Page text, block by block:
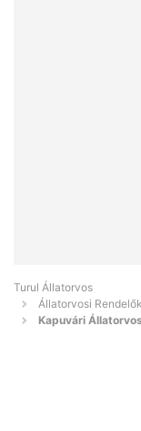
Turul Állatorvos
Állatorvosi
Kapuvári